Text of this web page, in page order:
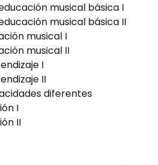
musical básica I
musical básica II
musical I
musical II
I
II
diferentes
I
II